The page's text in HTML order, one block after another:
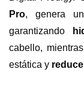
Pro, genera
garantizando
cabello,
estática y